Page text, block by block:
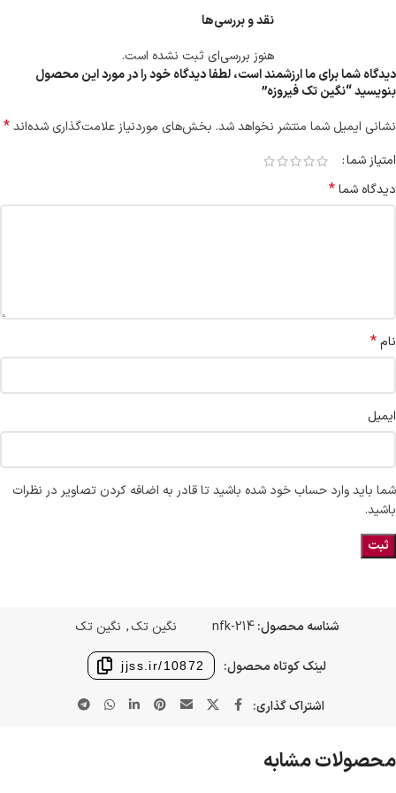
نقد و بررسی‌ها
هنوز بررسی‌ای ثبت نشده است.
دیدگاه شما برای ما ارزشمند است، لطفا دیدگاه خود را در مورد این محصول
بنویسید “نگین تک فیروزه”
نشانی ایمیل شما منتشر نخواهد شد. بخش‌های موردنیاز علامت‌گذاری شده‌اند*
امتیاز شما
دیدگاه شما*
نام*
ایمیل
شما باید وارد حساب خود شده باشید تا قادر به اضافه کردن تصاویر در نظرات
باشید.
شناسه محصول:nfk-214 نگین تک, نگین تک
لینک کوتاه محصول: jjss.ir/10872
اشتراک گذاری:
محصولات مشابه